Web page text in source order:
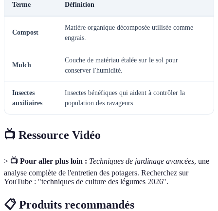
Terme Définition
Compost
Matière organique décomposée utilisée comme
engrais.
Mulch
Couche de matériau étalée sur le sol pour
conserver l'humidité.
Insectes
auxiliaires
Insectes bénéfiques qui aident à contrôler la
population des ravageurs.
📺 Ressource Vidéo
> 📺 Pour aller plus loin : Techniques de jardinage avancées, une
analyse complète de l'entretien des potagers. Recherchez sur
YouTube : "techniques de culture des légumes 2026".
📋 Produits recommandés